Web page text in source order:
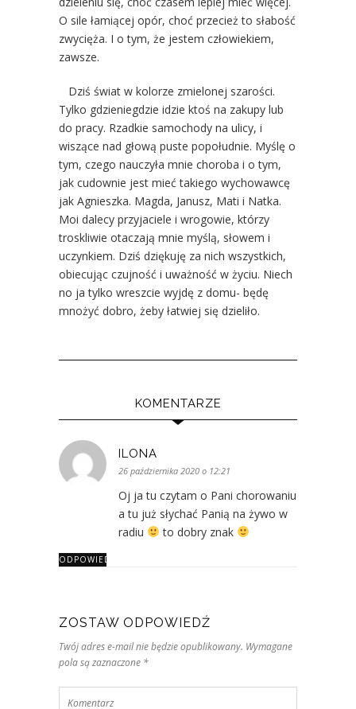
O sile łamiącej opór, choć przecież to słabość
zwycięża. I o tym, że jestem człowiekiem,
zawsze.
Dziś świat w kolorze zmielonej szarości.
Tylko gdzieniegdzie idzie ktoś na zakupy lub
do pracy. Rzadkie samochody na ulicy, i
wiszące nad głową puste popołudnie. Myślę o
tym, czego nauczyła mnie choroba i o tym,
jak cudownie jest mieć takiego wychowawcę
jak Agnieszka. Magda, Janusz, Mati i Natka.
Moi dalecy przyjaciele i wrogowie, którzy
troskliwie otaczają mnie myślą, słowem i
uczynkiem. Dziś dziękuję za nich wszystkich,
obiecując czujność i uważność w życiu. Niech
no ja tylko wreszcie wyjdę z domu- będę
mnożyć dobro, żeby łatwiej się dzieliło.
KOMENTARZE
ILONA
26 października 2020 o 12:21
Oj ja tu czytam o Pani chorowaniu
a tu już słychać Panią na żywo w
radiu
to dobry znak
ODPOWIEDZ
ZOSTAW ODPOWIEDŹ
Twój adres e-mail nie będzie opublikowany. Wymagane
pola są zaznaczone *